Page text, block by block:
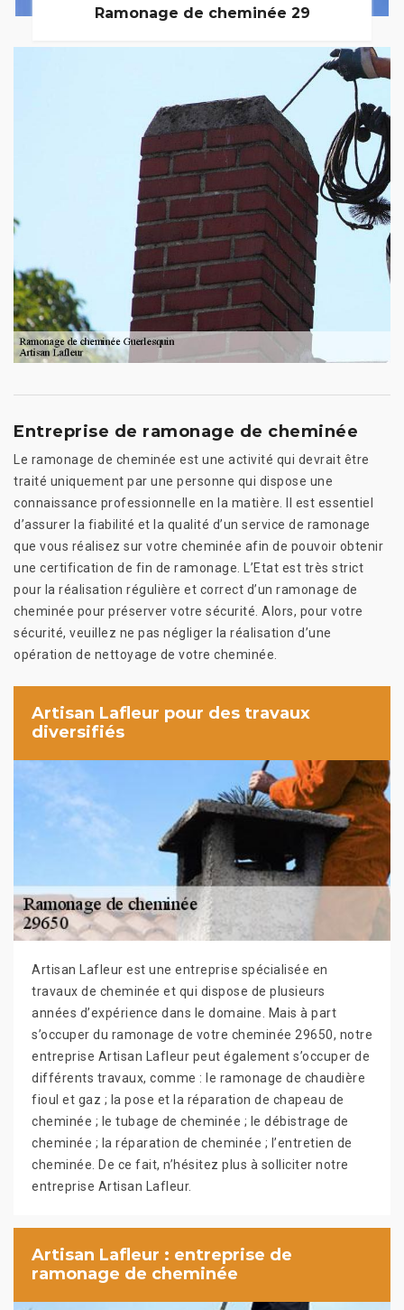
Ramonage de cheminée 29
Entreprise de ramonage de cheminée
Le ramonage de cheminée est une activité qui devrait être
traité uniquement par une personne qui dispose une
connaissance professionnelle en la matière. Il est essentiel
d’assurer la fiabilité et la qualité d’un service de ramonage
que vous réalisez sur votre cheminée afin de pouvoir obtenir
une certification de fin de ramonage. L’Etat est très strict
pour la réalisation régulière et correct d’un ramonage de
cheminée pour préserver votre sécurité. Alors, pour votre
sécurité, veuillez ne pas négliger la réalisation d’une
opération de nettoyage de votre cheminée.
Artisan Lafleur pour des travaux
diversifiés
Artisan Lafleur est une entreprise spécialisée en
travaux de cheminée et qui dispose de plusieurs
années d’expérience dans le domaine. Mais à part
s’occuper du ramonage de votre cheminée 29650, notre
entreprise Artisan Lafleur peut également s’occuper de
différents travaux, comme : le ramonage de chaudière
fioul et gaz ; la pose et la réparation de chapeau de
cheminée ; le tubage de cheminée ; le débistrage de
cheminée ; la réparation de cheminée ; l’entretien de
cheminée. De ce fait, n’hésitez plus à solliciter notre
entreprise Artisan Lafleur.
Artisan Lafleur : entreprise de
ramonage de cheminée